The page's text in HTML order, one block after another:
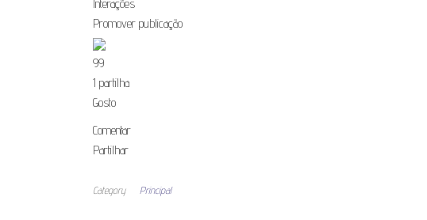
Interações
Promover publicação
99
1 partilha
Gosto
Comentar
Partilhar
Category Principal